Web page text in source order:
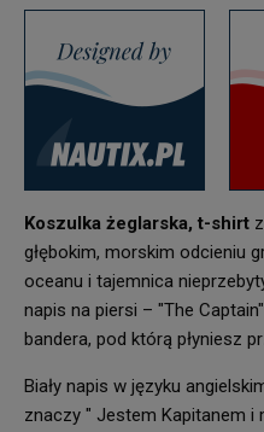
Koszulka żeglarska, t-shirt
głębokim, morskim odcieniu
oceanu i tajemnica
napis na piersi – "The
bandera, pod którą płyniesz
Biały napis w języku
znaczy " Jestem Kapitanem